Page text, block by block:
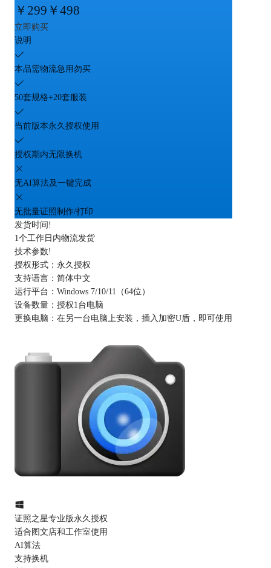
￥ 299 ￥498
立即购买
说明
本品需物流急用勿买
50套规格+20套服装
当前版本永久授权使用
授权期内无限换机
无AI算法及一键完成
无批量证照制作/打印
发货时间!
1个工作日内物流发货
技术参数!
授权形式： 永久授权
支持语言： 简体中文
运行平台： Windows 7/10/11（64位）
设备数量： 授权1台电脑
更换电脑： 在另一台电脑上安装，插入加密U盾，即可使用
证照之星专业版永久授权
适合图文店和工作室使用
AI算法
支持换机